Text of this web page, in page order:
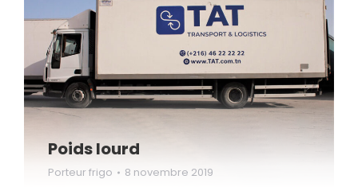
Poids lourd
Porteur frigo 8 novembre 2019